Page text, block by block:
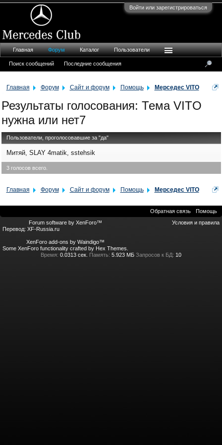
Войти или зарегистрироваться
Главная Форум Сайт и форум Помощь Mерседес VITO
Результаты голосования: Тема VITO
нужна или нет7
Пользователи, проголосовавшие за "да"
Митяй SLAY 4matik sstehsik
3 голосов всего.
Главная Форум Сайт и форум Помощь Mерседес VITO
Главная Форум
Поиск сообщений Последние сообщения
Каталог Пользователи
Обратная связь
Помощь
Условия и правила
Forum software by XenForo™
Перевод: XF-Russia.ru
XenForo add-ons by Waindigo™
Some XenForo functionality crafted by Hex Themes
Время: 0.0313 сек. Память: 5.923 МБ Запросов к БД: 10